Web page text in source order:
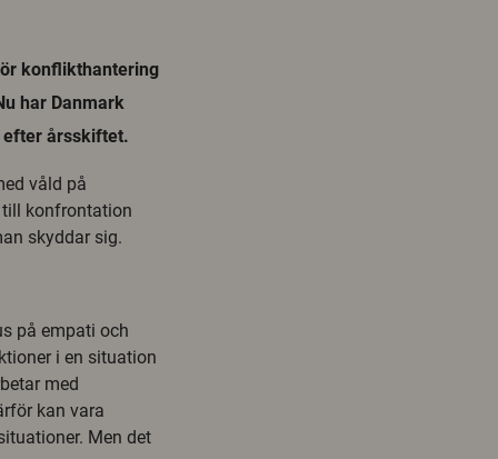
konflikthantering
har Danmark
efter årsskiftet.
våld på
konfrontation
skyddar sig.
på empati och
i en situation
med
kan vara
Men det